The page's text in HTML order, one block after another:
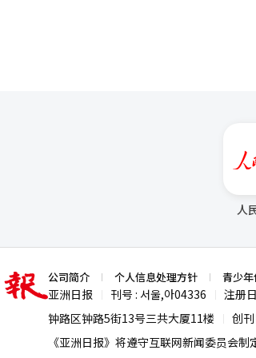
人
公司简介 个人信息处理方针 青少
亚洲日报 刊号 : 서울,아04336 注册
钟路区钟路5街13号三共大厦11楼
创
《亚洲日报》将遵守互联网新闻委员会制